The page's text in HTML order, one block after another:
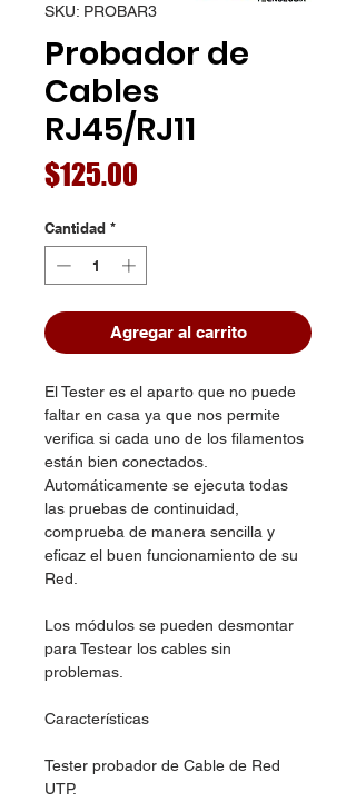
SKU: PROBAR3
Probador de
Cables
RJ45/RJ11
$125.00
Cantidad *
Agregar al carrito
El Tester es el aparto que no puede
faltar en casa ya que nos permite
verifica si cada uno de los filamentos
están bien conectados.
Automáticamente se ejecuta todas
las pruebas de continuidad,
comprueba de manera sencilla y
eficaz el buen funcionamiento de su
Red.
Los módulos se pueden desmontar
para Testear los cables sin
problemas.
Características
Tester probador de Cable de Red
UTP.